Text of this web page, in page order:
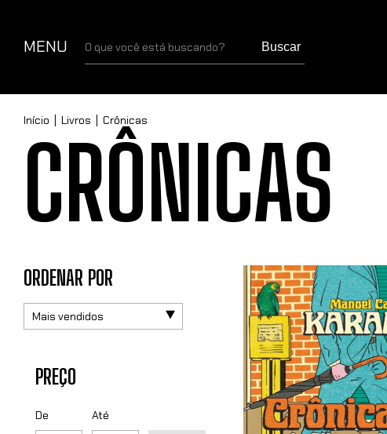
MENU Buscar
Início Livros Crônicas
CRÔNICAS
ORDENAR POR
PREÇO
De Até